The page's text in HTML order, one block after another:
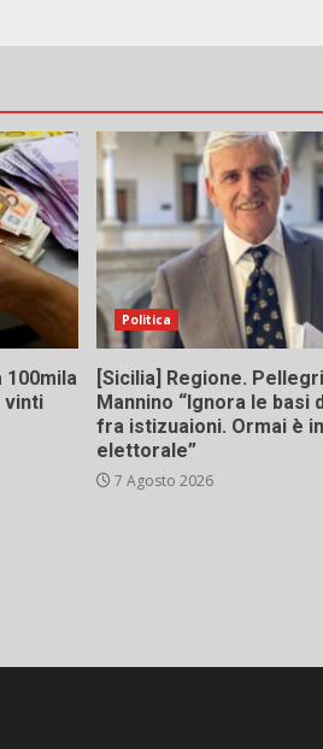
vinti
Politica
[Sicilia] Regione.
Mannino “Ignora le basi
fra istizuaioni. Ormai è
elettorale”
7 Agosto 2026